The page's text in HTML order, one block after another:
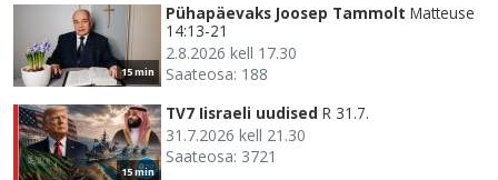
15 min
Pühapäevaks Joosep Tammolt Matteuse
14:13-21
2.8.2026 kell 17.30
Saateosa: 188
15 min
TV7 Iisraeli uudised R 31.7.
31.7.2026 kell 21.30
Saateosa: 3721